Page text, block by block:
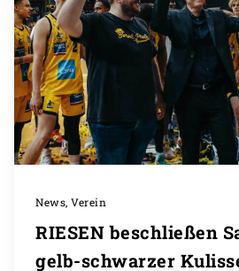
News, Verein
RIESEN beschließen
gelb-schwarzer